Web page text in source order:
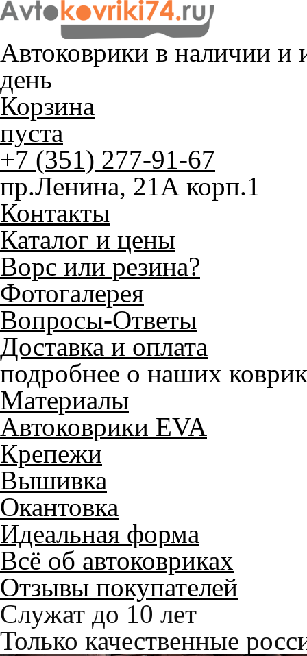
Автоковрики в наличии и
день
Корзина
пуста
+7 (351) 277-91-67
пр.Ленина, 21А корп.1
Контакты
Каталог и цены
Ворс или резина?
Фотогалерея
Вопросы-Ответы
Доставка и оплата
подробнее о наших
Материалы
Автоковрики EVA
Крепежи
Вышивка
Окантовка
Идеальная форма
Всё об автоковриках
Отзывы покупателей
Служат до 10 лет
Только качественные